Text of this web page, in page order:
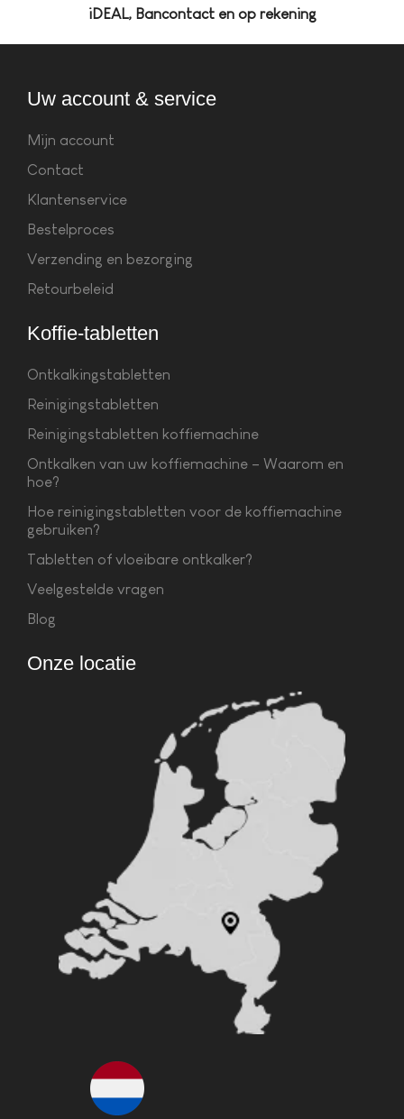
iDEAL, Bancontact en op rekening
Uw account & service
Mijn account
Contact
Klantenservice
Bestelproces
Verzending en bezorging
Retourbeleid
Koffie-tabletten
Ontkalkingstabletten
Reinigingstabletten
Reinigingstabletten koffiemachine
Ontkalken van uw koffiemachine – Waarom en
hoe?
Hoe reinigingstabletten voor de koffiemachine
gebruiken?
Tabletten of vloeibare ontkalker?
Veelgestelde vragen
Blog
Onze locatie